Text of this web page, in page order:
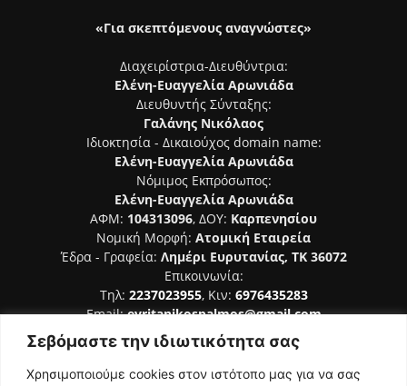
Σεβόμαστε την ιδιωτικότητα σας
Χρησιμοποιούμε cookies στον ιστότοπο μας για να σας
«Για σκεπτόμενους αναγνώστες»
Διαχειρίστρια-Διευθύντρια:
Ελένη-Ευαγγελία Αρωνιάδα
Διευθυντής Σύνταξης:
Γαλάνης Νικόλαος
Ιδιοκτησία - Δικαιούχος domain name:
Ελένη-Ευαγγελία Αρωνιάδα
Νόμιμος Εκπρόσωπος:
Ελένη-Ευαγγελία Αρωνιάδα
ΑΦΜ: 104313096, ΔΟΥ: Καρπενησίου
Νομική Μορφή: Ατομική Εταιρεία
Έδρα - Γραφεία: Λημέρι Ευρυτανίας, ΤΚ 36072
Επικοινωνία:
Τηλ: 2237023955, Κιν: 6976435283
Email:evritanikospalmos@gmail.com
Αριθμός Πιστοποίησης Μ.Η.Τ. 242044